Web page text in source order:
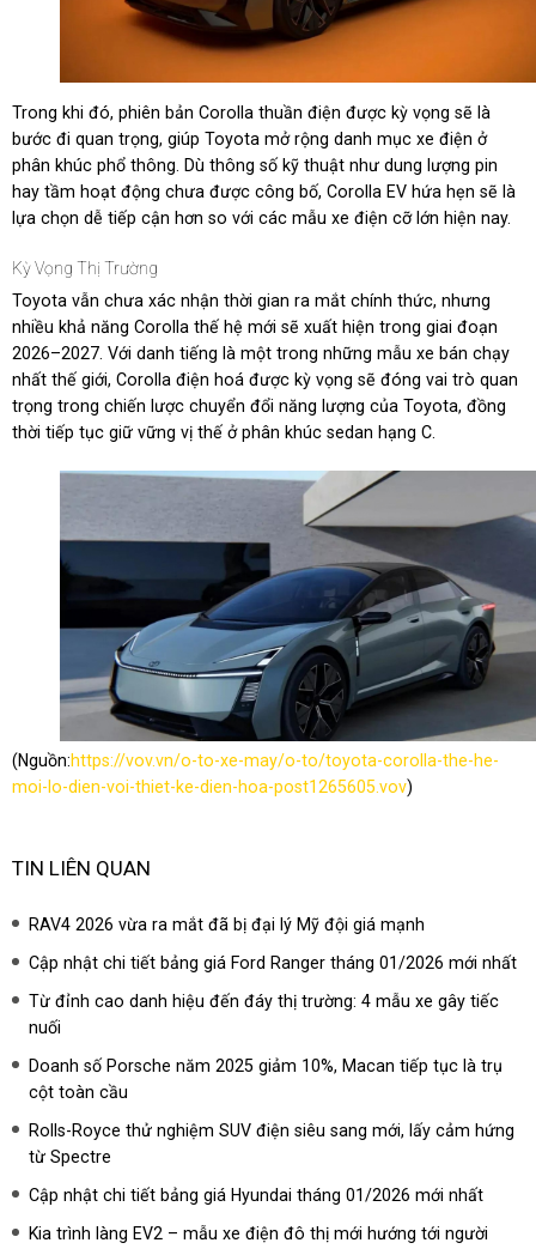
Trong khi đó, phiên bản Corolla thuần điện được kỳ vọng sẽ là
bước đi quan trọng, giúp Toyota mở rộng danh mục xe điện ở
phân khúc phổ thông. Dù thông số kỹ thuật như dung lượng pin
hay tầm hoạt động chưa được công bố, Corolla EV hứa hẹn sẽ là
lựa chọn dễ tiếp cận hơn so với các mẫu xe điện cỡ lớn hiện nay.
Kỳ Vọng Thị Trường
Toyota vẫn chưa xác nhận thời gian ra mắt chính thức, nhưng
nhiều khả năng Corolla thế hệ mới sẽ xuất hiện trong giai đoạn
2026–2027. Với danh tiếng là một trong những mẫu xe bán chạy
nhất thế giới, Corolla điện hoá được kỳ vọng sẽ đóng vai trò quan
trọng trong chiến lược chuyển đổi năng lượng của Toyota, đồng
thời tiếp tục giữ vững vị thế ở phân khúc sedan hạng C.
(Nguồn:https://vov.vn/o-to-xe-may/o-to/toyota-corolla-the-he-
moi-lo-dien-voi-thiet-ke-dien-hoa-post1265605.vov)
TIN LIÊN QUAN
RAV4 2026 vừa ra mắt đã bị đại lý Mỹ đội giá mạnh
Cập nhật chi tiết bảng giá Ford Ranger tháng 01/2026 mới nhất
Từ đỉnh cao danh hiệu đến đáy thị trường: 4 mẫu xe gây tiếc
nuối
Doanh số Porsche năm 2025 giảm 10%, Macan tiếp tục là trụ
cột toàn cầu
Rolls-Royce thử nghiệm SUV điện siêu sang mới, lấy cảm hứng
từ Spectre
Cập nhật chi tiết bảng giá Hyundai tháng 01/2026 mới nhất
Kia trình làng EV2 – mẫu xe điện đô thị mới hướng tới người